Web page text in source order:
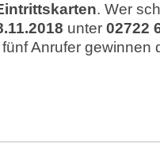
. Wer
unter 02722
Anrufer gewinnen